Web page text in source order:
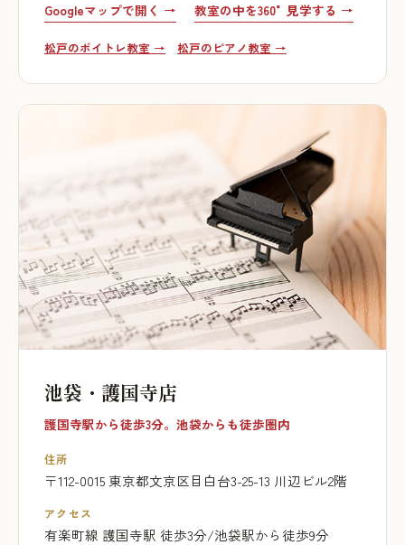
Googleマップで開く → 教室の中を360°見学する →
松戸のボイトレ教室 → 松戸のピアノ教室 →
池袋・護国寺店
護国寺駅から徒歩3分。池袋からも徒歩圏内
住所
〒112-0015 東京都文京区目白台3-25-13 川辺ビル2階
アクセス
有楽町線 護国寺駅 徒歩3分/池袋駅から徒歩9分